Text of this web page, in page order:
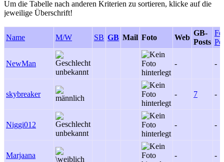
Um die Tabelle nach anderen Kriterien zu sortieren, klicke auf die
jeweilige Überschrift!
Name M/W SB GB Mail Foto Web
GB-
Posts
NewMan - -
skybreaker - 7 -
Niggi012 - -
Marjaana - -